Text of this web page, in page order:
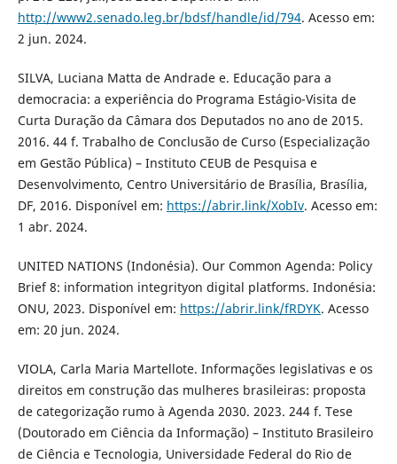
http://www2.senado.leg.br/bdsf/handle/id/794. Acesso em:
2 jun. 2024.
SILVA, Luciana Matta de Andrade e. Educação para a
democracia: a experiência do Programa Estágio-Visita de
Curta Duração da Câmara dos Deputados no ano de 2015.
2016. 44 f. Trabalho de Conclusão de Curso (Especialização
em Gestão Pública) – Instituto CEUB de Pesquisa e
Desenvolvimento, Centro Universitário de Brasília, Brasília,
DF, 2016. Disponível em: https://abrir.link/XobIv. Acesso em:
1 abr. 2024.
UNITED NATIONS (Indonésia). Our Common Agenda: Policy
Brief 8: information integrityon digital platforms. Indonésia:
ONU, 2023. Disponível em: https://abrir.link/fRDYK. Acesso
em: 20 jun. 2024.
VIOLA, Carla Maria Martellote. Informações legislativas e os
direitos em construção das mulheres brasileiras: proposta
de categorização rumo à Agenda 2030. 2023. 244 f. Tese
(Doutorado em Ciência da Informação) – Instituto Brasileiro
de Ciência e Tecnologia, Universidade Federal do Rio de